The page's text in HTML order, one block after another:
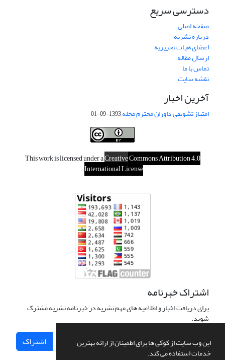
این وب سایت از کوکی ها برای اطمینان از ارائه بهترین
خدمات استفاده می کند.
دسترسی سریع
صفحه اصلی
درباره نشریه
اعضای هیات تحریریه
ارسال مقاله
تماس با ما
نقشه سایت
آخرین اخبار
امتیاز تشویقی داوران محترم مجله1393-09-01
This work is licensed under aCreativeCommons Attribution 4.0
International License
.
اشتراک خبرنامه
برای دریافت اخبار و اطلاعیه های مهم نشریه در خبرنامه نشریه مشترک
شوید.
اشتراک